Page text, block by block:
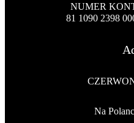
NUMER
81 1090 2398
Na